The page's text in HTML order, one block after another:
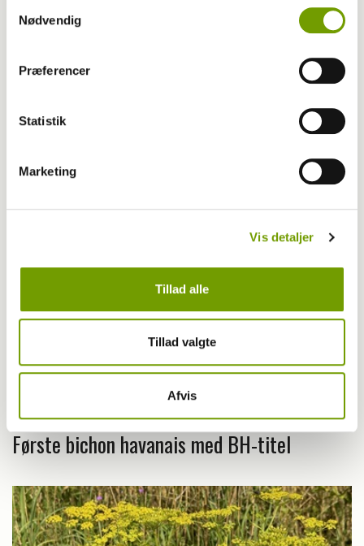
Nødvendig
Præferencer
Statistik
Marketing
Vis detaljer
Tillad alle
Tillad valgte
Afvis
Hvorfor graver hunden i kurven?
Første bichon havanais med BH-titel